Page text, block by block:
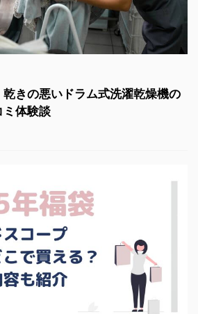
乾きの悪いドラム式洗濯乾燥機の
ミ体験談